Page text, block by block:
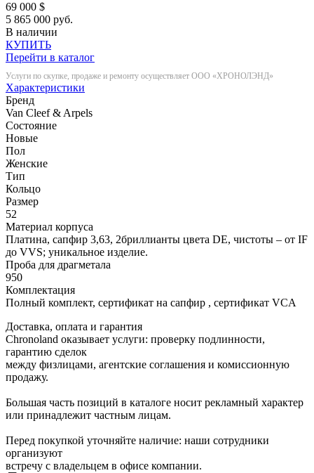
69 000 $
5 865 000 руб.
В наличии
КУПИТЬ
Перейти в каталог
Услуги по скупке, продаже и ремонту осуществляет ООО «ХРОНОЛЭНД»
Характеристики
Бренд
Van Cleef & Arpels
Состояние
Новые
Пол
Женские
Тип
Кольцо
Размер
52
Материал корпуса
Платина, сапфир 3,63, 2бриллианты цвета DE, чистоты – от IF
до VVS; уникальное изделие.
Проба для драгметала
950
Комплектация
Полный комплект, сертификат на сапфир , сертификат VCA
Доставка, оплата и гарантия
Chronoland оказывает услуги: проверку подлинности,
гарантию сделок
между физлицами, агентские соглашения и комиссионную
продажу.
Большая часть позиций в каталоге носит рекламный характер
или принадлежит частным лицам.
Перед покупкой уточняйте наличие: наши сотрудники
организуют
встречу с владельцем в офисе компании.